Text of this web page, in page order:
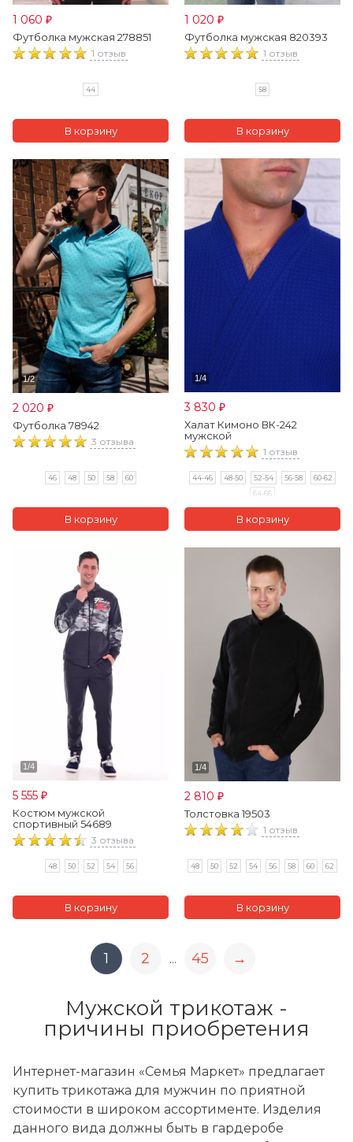
1 060 ₽
Футболка мужская 278851
1 отзыв
44
1 020 ₽
Футболка мужская 820393
1 отзыв
58
2 020 ₽
Футболка 78942
3 отзыва
46 48 50 58 60
3 830 ₽
Халат Кимоно ВК-242
мужской
1 отзыв
44-46 48-50 52-54 56-58
60-62
64-66
5 555 ₽
Костюм мужской
спортивный 54689
3 отзыва
48 50 52 54 56
2 810 ₽
Толстовка 19503
1 отзыв
48 50 52 54 56 58 60 62
1 2 ... 45 →
Мужской трикотаж -
причины приобретения
Интернет-магазин «Семья Маркет» предлагает
купить трикотажа для мужчин по приятной
стоимости в широком ассортименте. Изделия
данного вида должны быть в гардеробе